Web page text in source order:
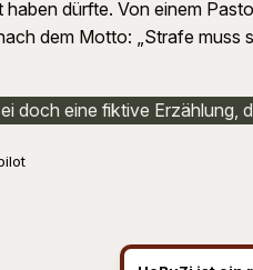
haben dürfte. Von einem
dem Motto: „Strafe
doch eine fiktive Erzählung,